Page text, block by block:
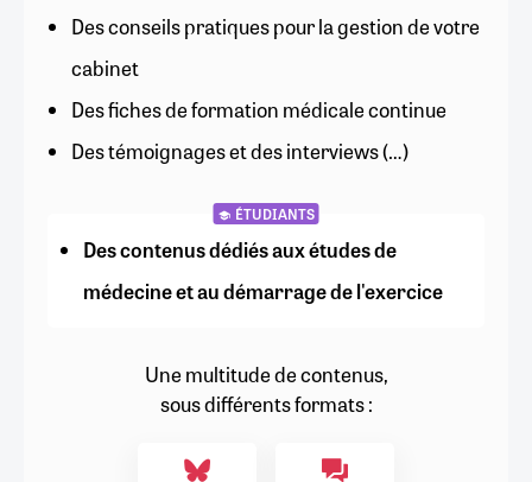
Des conseils pratiques pour la gestion de votre
cabinet
Des fiches de formation médicale continue
Des témoignages et des interviews (…)
ÉTUDIANTS
Des contenus dédiés aux études de
médecine et au démarrage de l'exercice
Une multitude de contenus,
sous différents formats :